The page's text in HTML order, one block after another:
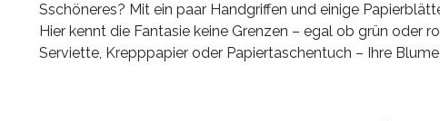
Sschöneres? Mit ein paar Handgriffen und einige
Hier kennt die Fantasie keine Grenzen – egal ob grün oder
Serviette, Krepppapier oder Papiertaschentuch – Ihre